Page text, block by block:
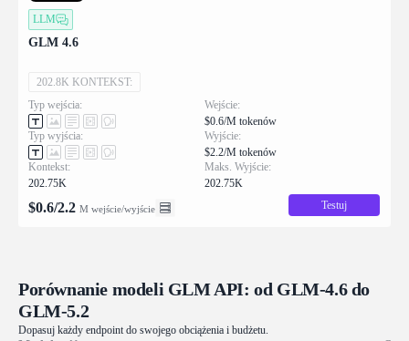
LLM
GLM 4.6
202.8K KONTEKST:
Typ wejścia:
Typ wyjścia:
Kontekst:
202.75K
Wejście:
$0.6/M tokenów
Wyjście:
$2.2/M tokenów
Maks. Wyjście:
202.75K
$0.6/2.2 M wejście/wyjście Testuj
Porównanie modeli GLM API: od GLM-4.6 do
GLM-5.2
Dopasuj każdy endpoint do swojego obciążenia i budżetu.